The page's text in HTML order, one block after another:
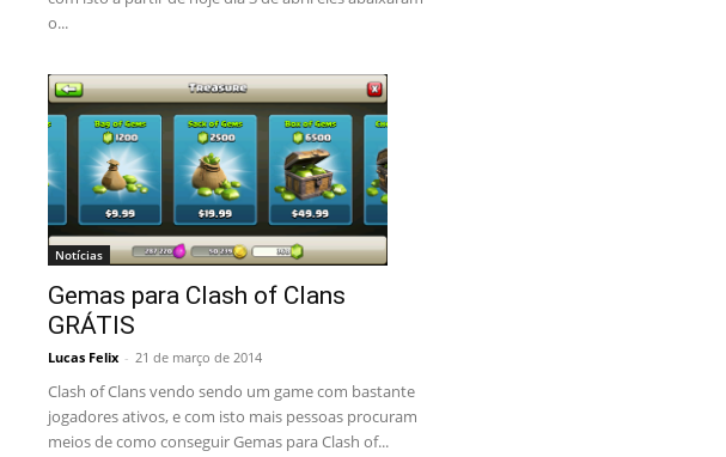
o...
Notícias
Gemas para Clash of Clans
GRÁTIS
Lucas Felix - 21 de março de 2014
Clash of Clans vendo sendo um game com bastante
jogadores ativos, e com isto mais pessoas procuram
meios de como conseguir Gemas para Clash of...